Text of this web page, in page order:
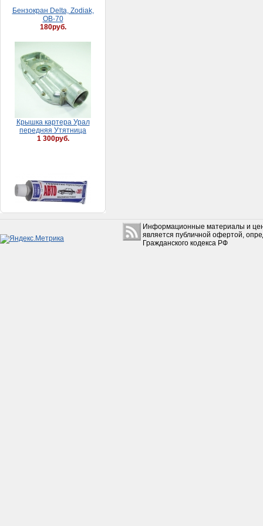
Крышкa кaртерa Урaл
передняя Утятницa
1 300руб.
Герметик-прокладка
автомобильный (60гр.)
(ЗАВОД, Россия)
95руб.
Информационные материалы и
является публичной офертой,
Гражданского кодекса РФ